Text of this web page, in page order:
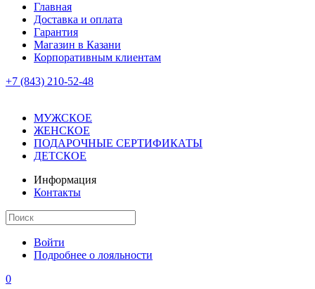
Главная
Доставка и оплата
Гарантия
Магазин в Казани
Корпоративным клиентам
+7 (843) 210-52-48
МУЖСКОЕ
ЖЕНСКОЕ
ПОДАРОЧНЫЕ СЕРТИФИКАТЫ
ДЕТСКОЕ
Информация
Контакты
Войти
Подробнее о лояльности
0